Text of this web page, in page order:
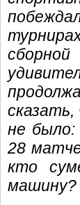
не было:
28
кто
машину?